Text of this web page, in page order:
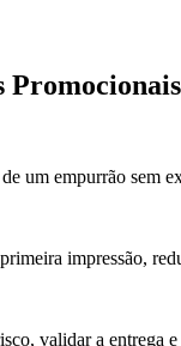
um empurrão sem
impressão,
validar a entrega